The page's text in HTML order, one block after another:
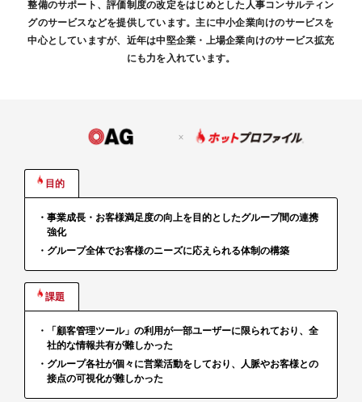
サポート
セキュリティ
メールマガジン
連携サービス
資料ダウンロード 無料トライアル
電話で問い合わせる※
※9:00 12:00 / 13:00
整備のサポート、評価制度の改定をはじめとした人事コンサルティン
グのサービスなどを提供しています。主に中小企業向けのサービスを
中心としていますが、近年は中堅企業・上場企業向けのサービス拡充
にも力を入れています。
×
目的
・事業成長・お客様満足度の向上を目的としたグループ間の連携
強化
・グループ全体でお客様のニーズに応えられる体制の構築
課題
・「顧客管理ツール」の利用が一部ユーザーに限られており、全
社的な情報共有が難しかった
・グループ各社が個々に営業活動をしており、人脈やお客様との
接点の可視化が難しかった